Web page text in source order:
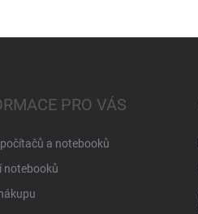
PRO VÁS
a notebooků
notebooků